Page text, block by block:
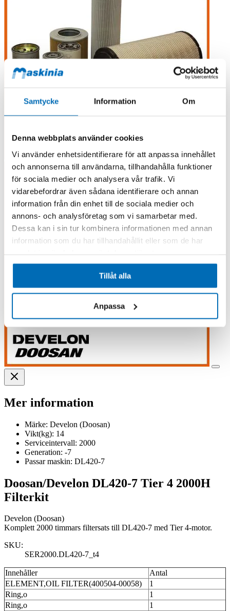
Samtycke Information Om
Denna webbplats använder cookies
Vi använder enhetsidentifierare för att anpassa innehållet
och annonserna till användarna, tillhandahålla funktioner
för sociala medier och analysera vår trafik. Vi
vidarebefordrar även sådana identifierare och annan
information från din enhet till de sociala medier och
annons- och analysföretag som vi samarbetar med.
Dessa kan i sin tur kombinera informationen med annan
information som du har tillhandahållit eller som de har
Tillåt alla
Anpassa
Mer information
Märke: Develon (Doosan)
Vikt(kg): 14
Serviceintervall: 2000
Generation: -7
Passar maskin: DL420-7
Doosan/Develon DL420-7 Tier 4 2000H
Filterkit
Develon (Doosan)
Komplett 2000 timmars filtersats till DL420-7 med Tier 4-motor.
SKU:
SER2000.DL420-7_t4
Innehåller
Antal
ELEMENT,OIL FILTER(400504-00058)
1
Ring,o
1
Ring,o
1